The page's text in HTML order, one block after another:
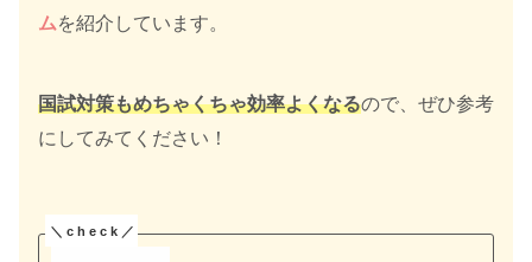
ムを紹介しています。
国試対策もめちゃくちゃ効率よくなるので、ぜひ参考
にしてみてください！